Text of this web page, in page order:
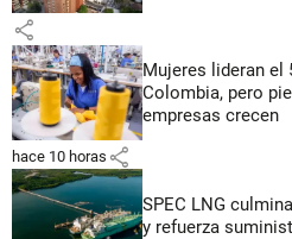
share
Mujeres lideran el
Colombia, pero
empresas crecen
hace 10 horas share
SPEC LNG
y refuerza